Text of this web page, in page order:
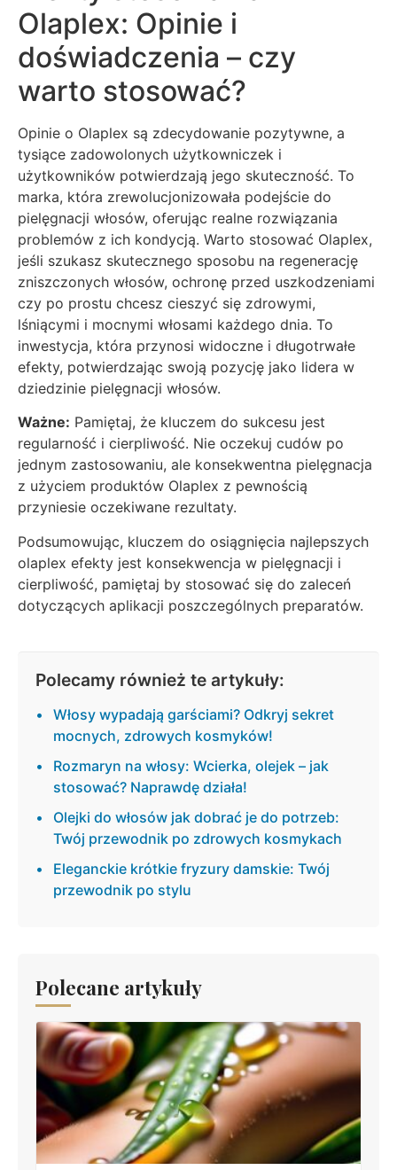
Olaplex: Opinie i
doświadczenia – czy
warto stosować?
Opinie o Olaplex są zdecydowanie pozytywne, a
tysiące zadowolonych użytkowniczek i
użytkowników potwierdzają jego skuteczność. To
marka, która zrewolucjonizowała podejście do
pielęgnacji włosów, oferując realne rozwiązania
problemów z ich kondycją. Warto stosować Olaplex,
jeśli szukasz skutecznego sposobu na regenerację
zniszczonych włosów, ochronę przed uszkodzeniami
czy po prostu chcesz cieszyć się zdrowymi,
lśniącymi i mocnymi włosami każdego dnia. To
inwestycja, która przynosi widoczne i długotrwałe
efekty, potwierdzając swoją pozycję jako lidera w
dziedzinie pielęgnacji włosów.
Ważne: Pamiętaj, że kluczem do sukcesu jest
regularność i cierpliwość. Nie oczekuj cudów po
jednym zastosowaniu, ale konsekwentna pielęgnacja
z użyciem produktów Olaplex z pewnością
przyniesie oczekiwane rezultaty.
Podsumowując, kluczem do osiągnięcia najlepszych
olaplex efekty jest konsekwencja w pielęgnacji i
cierpliwość, pamiętaj by stosować się do zaleceń
dotyczących aplikacji poszczególnych preparatów.
Polecamy również te artykuły:
Włosy wypadają garściami? Odkryj sekret
mocnych, zdrowych kosmyków!
Rozmaryn na włosy: Wcierka, olejek – jak
stosować? Naprawdę działa!
Olejki do włosów jak dobrać je do potrzeb:
Twój przewodnik po zdrowych kosmykach
Eleganckie krótkie fryzury damskie: Twój
przewodnik po stylu
Polecane artykuły